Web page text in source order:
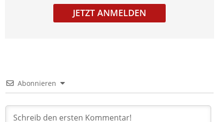
JETZT ANMELDEN
Abonnieren